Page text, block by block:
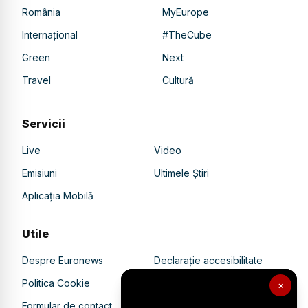
×
România
MyEurope
Internațional
#TheCube
Green
Next
Travel
Cultură
Servicii
Live
Video
Emisiuni
Ultimele Știri
Aplicația Mobilă
Utile
Despre Euronews
Declarație accesibilitate
Politica Cookie
Politica de confidențialitate